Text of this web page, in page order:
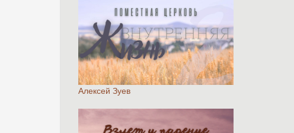
Алексей Зуев